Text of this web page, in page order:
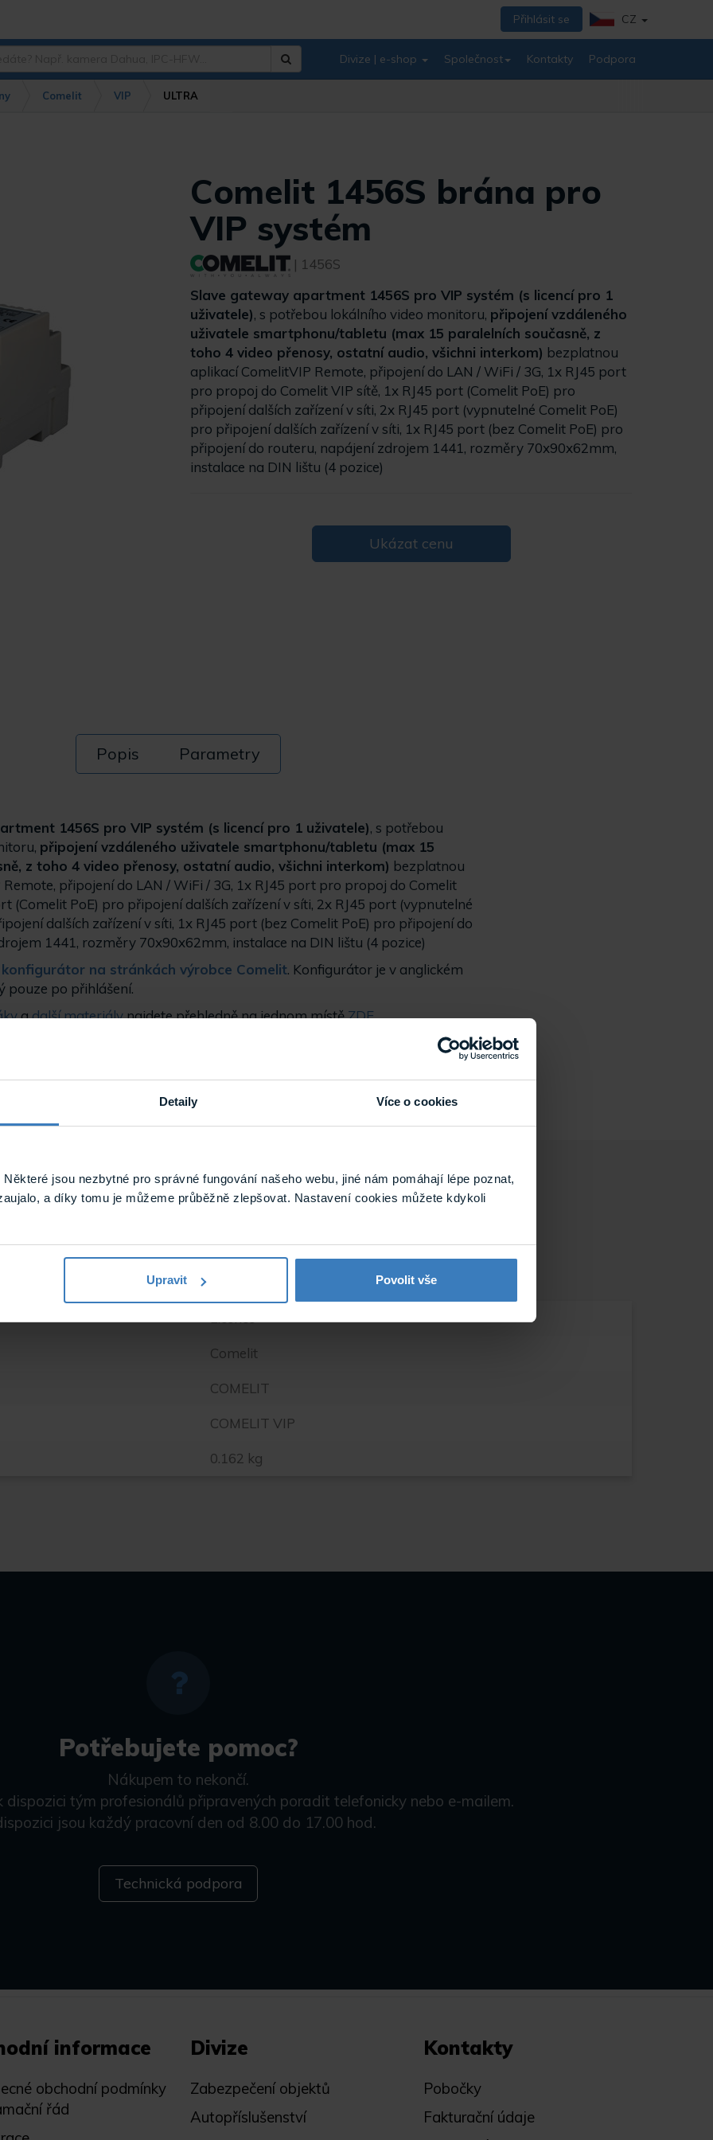
Detaily Více o cookies
jsou nezbytné pro správné fungování našeho webu, jiné nám pomáhají lépe poznat,
a díky tomu je můžeme průběžně zlepšovat. Nastavení cookies můžete kdykoli
Upravit Povolit vše
Přihlásit se CZ
Divize | e-shop Společnost Kontakty Podpora
Comelit VIP ULTRA
Comelit 1456S brána pro
VIP systém
| 1456S
Slave gateway apartment 1456S pro VIP systém (s licencí pro 1
uživatele), s potřebou lokálního video monitoru, připojení vzdáleného
uživatele smartphonu/tabletu (max 15 paralelních současně, z
toho 4 video přenosy, ostatní audio, všichni interkom) bezplatnou
aplikací ComelitVIP Remote, připojení do LAN / WiFi / 3G, 1x RJ45 port
pro propoj do Comelit VIP sítě, 1x RJ45 port (Comelit PoE) pro
připojení dalších zařízení v síti, 2x RJ45 port (vypnutelné Comelit PoE)
pro připojení dalších zařízení v síti, 1x RJ45 port (bez Comelit PoE) pro
připojení do routeru, napájení zdrojem 1441, rozměry 70x90x62mm,
instalace na DIN lištu (4 pozice)
Ukázat cenu
Popis Parametry
1456S pro VIP systém (s licencí pro 1 uživatele), s potřebou
připojení vzdáleného uživatele smartphonu/tabletu (max 15
z toho 4 video přenosy, ostatní audio, všichni interkom) bezplatnou
připojení do LAN / WiFi / 3G, 1x RJ45 port pro propoj do Comelit
(Comelit PoE) pro připojení dalších zařízení v síti, 2x RJ45 port (vypnutelné
dalších zařízení v síti, 1x RJ45 port (bez Comelit PoE) pro připojení do
1441, rozměry 70x90x62mm, instalace na DIN lištu (4 pozice)
konfigurátor na stránkách výrobce Comelit. Konfigurátor je v anglickém
pouze po přihlášení.
adalší materiálynajdete přehledně na jednom místěZDE.
Licence
Comelit
COMELIT
COMELIT VIP
0.162 kg
Potřebujete pomoc?
Nákupem to nekončí.
dispozici tým profesionálů připravených poradit telefonicky nebo e-mailem.
jsou každý pracovní den od 8.00 do 17.00 hod.
Technická podpora
informace
obchodní podmínky
řád
Divize
Zabezpečení objektů
Autopříslušenství
Kontakty
Pobočky
Fakturační údaje